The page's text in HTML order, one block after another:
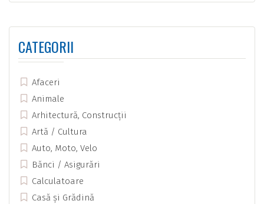
CATEGORII
Afaceri
Animale
Arhitectură, Construcții
Artă / Cultura
Auto, Moto, Velo
Bănci / Asigurări
Calculatoare
Casă și Grădină